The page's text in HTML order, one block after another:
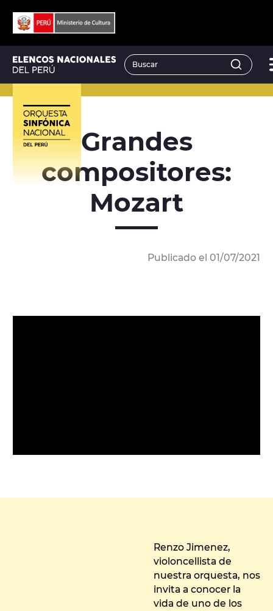
Grandes
compositores:
Mozart
Publicado el 01/07/2021
Renzo Jimenez,
violoncellista de
nuestra orquesta, nos
invita a conocer la
vida de uno de los